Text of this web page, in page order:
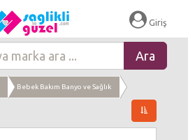
Giriş
Bebek Bakım Banyo ve Sağlık